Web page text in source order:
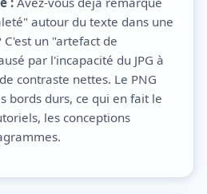
autour du texte dans une
C'est un "artefact de
par l'incapacité du JPG à
contraste nettes. Le PNG
bords durs, ce qui en fait le
les conceptions